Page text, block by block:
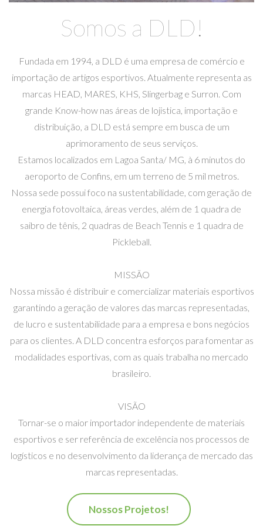
Somos a DLD!
Fundada em 1994, a DLD é uma empresa de comércio e
importação de artigos esportivos. Atualmente representa as
marcas HEAD, MARES, KHS, Slingerbag e Surron. Com
grande Know-how nas áreas de lojistica, importação e
distribuição, a DLD está sempre em busca de um
aprimoramento de seus serviços.
Estamos localizados em Lagoa Santa/ MG, à 6 minutos do
aeroporto de Confins, em um terreno de 5 mil metros.
Nossa sede possui foco na sustentabilidade, com geração de
energia fotovoltaica, áreas verdes, além de 1 quadra de
saibro de tênis, 2 quadras de Beach Tennis e 1 quadra de
Pickleball.
MISSÃO
Nossa missão é distribuir e comercializar materiais esportivos
garantindo a geração de valores das marcas representadas,
de lucro e sustentabilidade para a empresa e bons negócios
para os clientes. A DLD concentra esforços para fomentar as
modalidades esportivas, com as quais trabalha no mercado
brasileiro.
VISÃO
Tornar-se o maior importador independente de materiais
esportivos e ser referência de excelência nos processos de
logísticos e no desenvolvimento da liderança de mercado das
marcas representadas.
Nossos Projetos!